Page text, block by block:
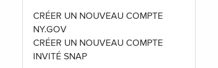
CRÉER UN NOUVEAU COMPTE
NY.GOV
CRÉER UN NOUVEAU COMPTE
INVITÉ SNAP